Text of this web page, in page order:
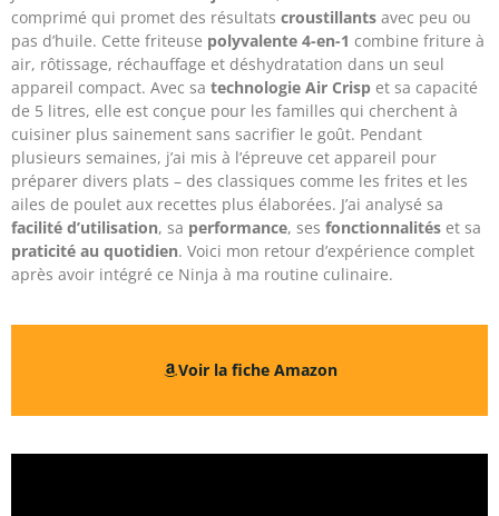
comprimé qui promet des résultats croustillants avec peu ou
pas d’huile. Cette friteuse polyvalente 4-en-1 combine friture à
air, rôtissage, réchauffage et déshydratation dans un seul
appareil compact. Avec sa technologie Air Crisp et sa capacité
de 5 litres, elle est conçue pour les familles qui cherchent à
cuisiner plus sainement sans sacrifier le goût. Pendant
plusieurs semaines, j’ai mis à l’épreuve cet appareil pour
préparer divers plats – des classiques comme les frites et les
ailes de poulet aux recettes plus élaborées. J’ai analysé sa
facilité d’utilisation, sa performance, ses fonctionnalités et sa
praticité au quotidien. Voici mon retour d’expérience complet
après avoir intégré ce Ninja à ma routine culinaire.
Voir la fiche Amazon